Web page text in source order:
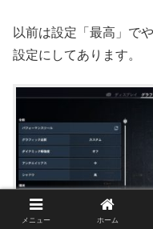
以前は設定「最高」で
設定にしてあります。
メニュー ホーム